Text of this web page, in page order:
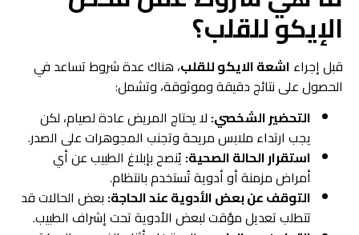
الإيكو للقلب؟
قبل إجراء اشعة الايكو للقلب، هناك عدة شروط تساعد في
الحصول على نتائج دقيقة وموثوقة، وتشمل:
التحضير الشخصي: لا يحتاج المريض عادة لصيام، لكن
يجب ارتداء ملابس مريحة وتجنب المجوهرات على الصدر.
استقرار الحالة الصحية: يُنصح بإبلاغ الطبيب عن أي
أمراض مزمنة أو أدوية تُستخدم بانتظام.
التوقف عن بعض الأدوية عند الحاجة: بعض الحالات قد
تتطلب تعديل مؤقت لبعض الأدوية تحت إشراف الطبيب.